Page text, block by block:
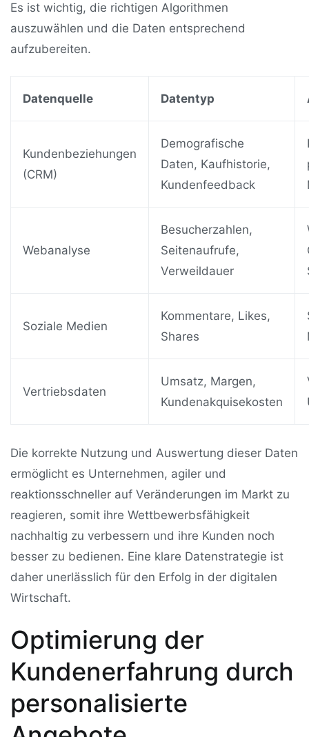
Es ist wichtig, die richtigen Algorithmen
auszuwählen und die Daten entsprechend
aufzubereiten.
Datenquelle Datentyp
Kundenbeziehungen
(CRM)
Demografische
Daten, Kaufhistorie,
Kundenfeedback
Webanalyse
Besucherzahlen,
Seitenaufrufe,
Verweildauer
Soziale Medien
Kommentare, Likes,
Shares
Vertriebsdaten
Umsatz, Margen,
Kundenakquisekosten
Die korrekte Nutzung und Auswertung dieser Daten
ermöglicht es Unternehmen, agiler und
reaktionsschneller auf Veränderungen im Markt zu
reagieren, somit ihre Wettbewerbsfähigkeit
nachhaltig zu verbessern und ihre Kunden noch
besser zu bedienen. Eine klare Datenstrategie ist
daher unerlässlich für den Erfolg in der digitalen
Wirtschaft.
Optimierung der
Kundenerfahrung durch
personalisierte